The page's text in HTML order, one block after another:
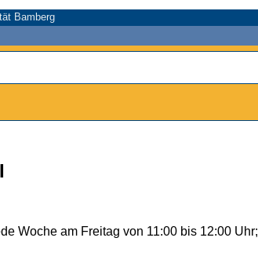
Bamberg
Woche am Freitag von 11:00 bis 12:00 Uhr;